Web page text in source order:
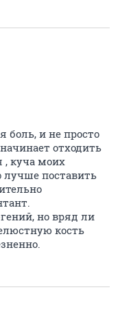
боль, и не просто
отходить
, куча моих
лучше поставить
но вряд ли
кость